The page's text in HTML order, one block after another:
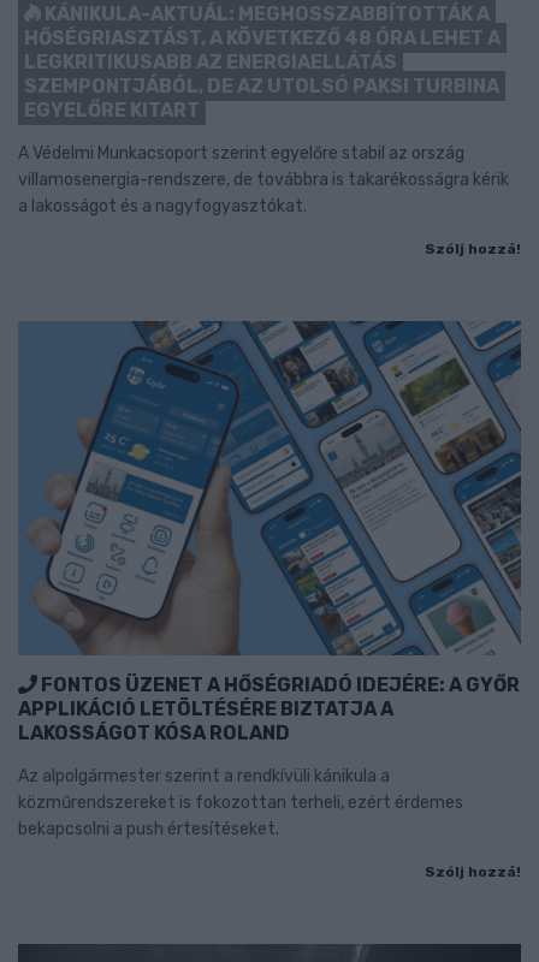
KÁNIKULA-AKTUÁL: MEGHOSSZABBÍTOTTÁK A
HŐSÉGRIASZTÁST, A KÖVETKEZŐ 48 ÓRA LEHET A
LEGKRITIKUSABB AZ ENERGIAELLÁTÁS
SZEMPONTJÁBÓL, DE AZ UTOLSÓ PAKSI TURBINA
EGYELŐRE KITART
A Védelmi Munkacsoport szerint egyelőre stabil az ország
villamosenergia-rendszere, de továbbra is takarékosságra kérik
a lakosságot és a nagyfogyasztókat.
Szólj hozzá!
FONTOS ÜZENET A HŐSÉGRIADÓ IDEJÉRE: A GYŐR
APPLIKÁCIÓ LETÖLTÉSÉRE BIZTATJA A
LAKOSSÁGOT KÓSA ROLAND
Az alpolgármester szerint a rendkívüli kánikula a
közműrendszereket is fokozottan terheli, ezért érdemes
bekapcsolni a push értesítéseket.
Szólj hozzá!